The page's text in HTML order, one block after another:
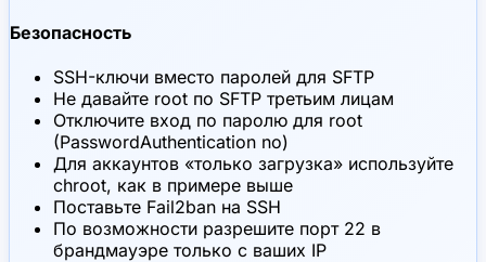
Безопасность
SSH-ключи вместо паролей для SFTP
Не давайте root по SFTP третьим лицам
Отключите вход по паролю для root
(PasswordAuthentication no)
Для аккаунтов «только загрузка» используйте
chroot, как в примере выше
Поставьте Fail2ban на SSH
По возможности разрешите порт 22 в
брандмауэре только с ваших IP